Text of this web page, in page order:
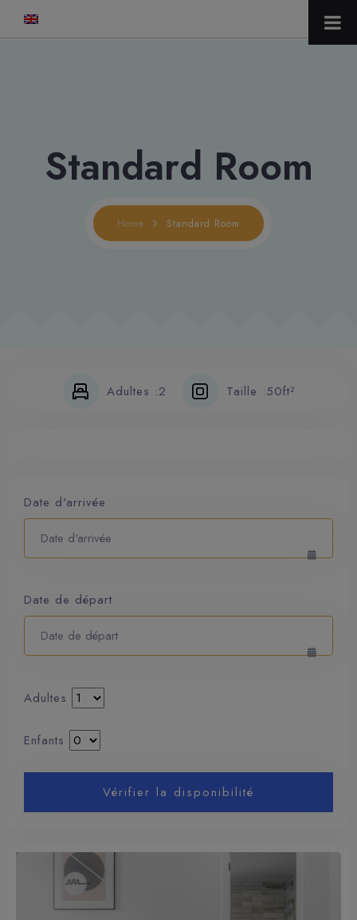
Standard Room
Home Standard Room
Adultes :2 Taille :50ft²
Date d'arrivée
Date de départ
Adultes
Enfants